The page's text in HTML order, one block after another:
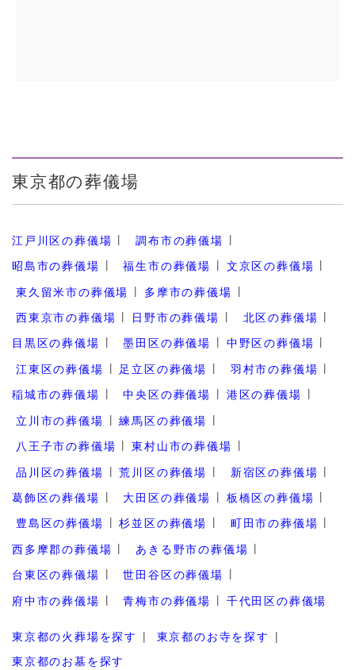
東京都の葬儀場
江戸川区の葬儀場
調布市の葬儀場
昭島市の葬儀場
福生市の葬儀場
文京区の葬儀場
東久留米市の葬儀場
多摩市の葬儀場
西東京市の葬儀場
日野市の葬儀場
北区の葬儀場
目黒区の葬儀場
墨田区の葬儀場
中野区の葬儀場
江東区の葬儀場
足立区の葬儀場
羽村市の葬儀場
稲城市の葬儀場
中央区の葬儀場
港区の葬儀場
立川市の葬儀場
練馬区の葬儀場
八王子市の葬儀場
東村山市の葬儀場
品川区の葬儀場
荒川区の葬儀場
新宿区の葬儀場
葛飾区の葬儀場
大田区の葬儀場
板橋区の葬儀場
豊島区の葬儀場
杉並区の葬儀場
町田市の葬儀場
西多摩郡の葬儀場
あきる野市の葬儀場
台東区の葬儀場
世田谷区の葬儀場
府中市の葬儀場
青梅市の葬儀場 千代田区の葬儀場
東京都の火葬場を探す
東京都のお寺を探す
東京都のお墓を探す